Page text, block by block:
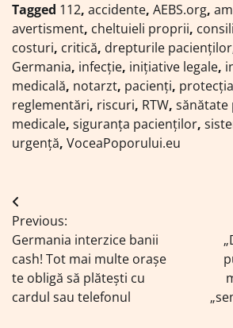
Tagged 112, accidente, AEBS.org,
avertisment, cheltuieli proprii,
costuri, critică, drepturile pacienților
Germania, infecție, inițiative legale,
medicală, notarzt, pacienți,
reglementări, riscuri, RTW, sănătate
medicale, siguranța pacienților,
urgență, VoceaPoporului.eu
Navigare
în
articole
Previous:
Germania interzice banii
cash! Tot mai multe orașe
te obligă să plătești cu
cardul sau telefonul